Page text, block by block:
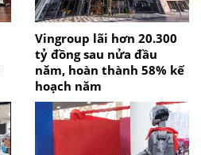
Vingroup lãi hơn 20.300
tỷ đồng sau nửa đầu
năm, hoàn thành 58% kế
hoạch năm